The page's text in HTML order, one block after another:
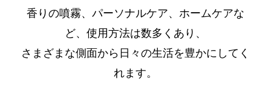
香りの噴霧、パーソナルケア、ホームケアな
ど、使用方法は数多くあり、
さまざまな側面から日々の生活を豊かにしてく
れます。